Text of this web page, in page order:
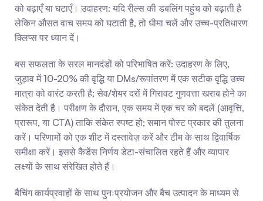
को बढ़ाएँ या घटाएँ। उदाहरण: यदि रील्स की डबलिंग पहुंच को बढ़ाती है
लेकिन औसत वाच समय को घटाती है, तो धीमा चलें और उच्च-प्रतिधारण
क्लिप्स पर ध्यान दें।
बस सफलता के सरल मानदंडों को परिभाषित करें: उदाहरण के लिए,
जुड़ाव में 10-20% की वृद्धि या DMs/रूपांतरण में एक सटीक वृद्धि उच्च
मात्रा को वारंट करती है; सेव/शेयर दरों में गिरावट गुणवत्ता खराब होने का
संकेत देती है। परीक्षण के दौरान, एक समय में एक चर को बदलें (आवृत्ति,
प्रारूप, या CTA) ताकि संकेत स्पष्ट हो; समान पोस्ट प्रकार की तुलना
करें। परिणामों को एक शीट में दस्तावेज़ करें और टीम के साथ द्विवार्षिक
समीक्षा करें। इससे कैडेंस निर्णय डेटा-संचालित रहते हैं और व्यापार
लक्ष्यों के साथ संरेखित होते हैं।
बैचिंग कार्यप्रवाहों के साथ पुनःप्रयोजन और बैच उत्पादन के माध्यम से